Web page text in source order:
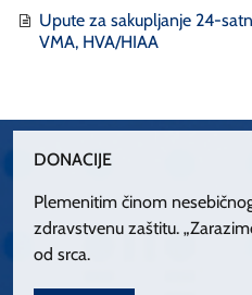
Upute za sakupljanje 24-
VMA, HVA/HIAA
DONACIJE
Plemenitim činom
zdravstvenu zaštitu.
od srca.